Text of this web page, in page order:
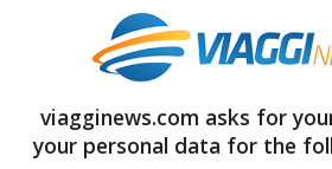
Cristoma anche la
la
domenica di
il costume tipico del
viagginews.com asks for
your personal data for the